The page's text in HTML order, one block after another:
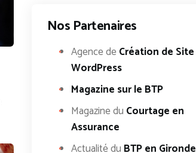
Nos Partenaires
Agence deCréation de Site
WordPress
Magazine sur le BTP
Magazine du Courtage en
Assurance
Actualité du BTP en Gironde